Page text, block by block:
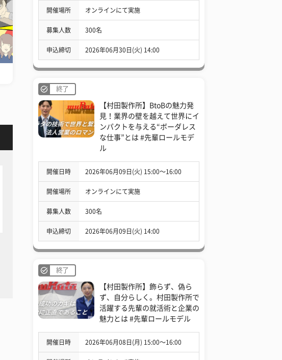
開催場所 オンラインにて実施
募集人数 300名
申込締切 2026年06月30日(火) 14:00
終了
【村田製作所】BtoBの魅力発
見！業界の壁を越えて世界にイ
ンパクトを与える“ボーダレス
な仕事”とは #先輩ロールモデ
ル
開催日時 2026年06月09日(火) 15:00〜16:00
開催場所 オンラインにて実施
募集人数 300名
申込締切 2026年06月09日(火) 14:00
終了
【村田製作所】飾らず、偽ら
ず、自分らしく。村田製作所で
活躍する先輩の就活術と企業の
魅力とは #先輩ロールモデル
開催日時 2026年06月08日(月) 15:00〜16:00